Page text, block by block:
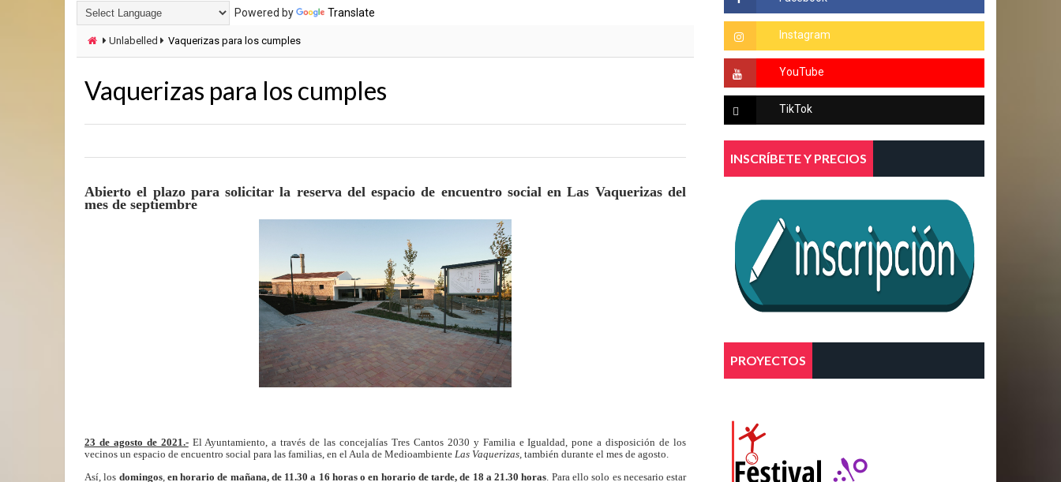
Powered by Translate
Unlabelled Vaquerizas para los cumples
Vaquerizas para los cumples
Abierto el plazo para solicitar la reserva del espacio de encuentro social en Las Vaquerizas del
mes de septiembre
23 de agosto de 2021.-El Ayuntamiento, a través de las concejalías Tres Cantos 2030 y Familia e Igualdad, pone a disposición de los
vecinos un espacio de encuentro social para las familias, en el Aula de Medioambiente Las Vaquerizas, también durante el mes de agosto.
Así, los domingos, en horario de mañana, de 11.30 a 16 horas o en horario de tarde, de 18 a 21.30 horas. Para ello solo es necesario estar
INSCRÍBETE Y PRECIOS
PROYECTOS